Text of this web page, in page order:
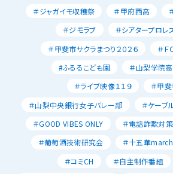
＃ジャガイモ収穫祭
＃甲府西高
＃ジモラブ
＃シアタープロレ
＃甲斐市サクラまつり２０２６
＃Ｆ
#ふるるこども園
＃山梨学院
＃ライブ映像１１９
＃甲
＃山梨中央銀行女子バレー部
＃ケーブ
＃GOOD VIBES ONLY
＃電話詐欺対策
＃葡萄酒技術研究会
＃十五華
＃コミCH
＃自主制作番組